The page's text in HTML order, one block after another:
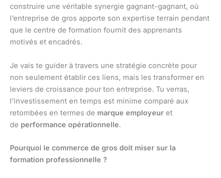
construire une véritable synergie gagnant-gagnant, où
l’entreprise de gros apporte son expertise terrain pendant
que le centre de formation fournit des apprenants
motivés et encadrés.
Je vais te guider à travers une stratégie concrète pour
non seulement établir ces liens, mais les transformer en
leviers de croissance pour ton entreprise. Tu verras,
l’investissement en temps est minime comparé aux
retombées en termes de marque employeur et
de performance opérationnelle.
Pourquoi le commerce de gros doit miser sur la
formation professionnelle ?